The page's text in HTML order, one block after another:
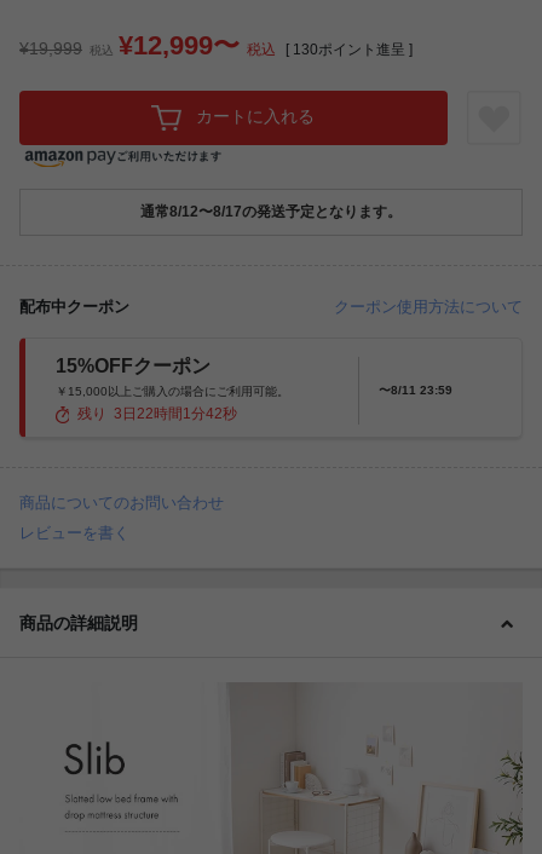
¥19,999 税込 ¥12,999〜 税込 [ 130ポイント進呈 ]
カートに入れる
通常8/12〜8/17の発送予定となります。
配布中クーポン クーポン使用方法について
15%OFFクーポン
￥15,000以上ご購入の場合にご利用可能。
残り 3 日 22 時間 1分40秒
〜8/11 23:59
商品についてのお問い合わせ
レビューを書く
商品の詳細説明